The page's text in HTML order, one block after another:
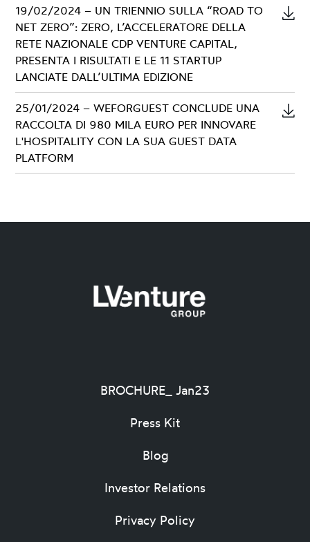
Aumento di capitale
Benefici fiscali
Altri documenti
Calendario Finanziario
Contatti – Investor kit
19/02/2024 – UN TRIENNIO SULLA “ROAD TO
NET ZERO”: ZERO, L’ACCELERATORE DELLA
RETE NAZIONALE CDP VENTURE CAPITAL,
PRESENTA I RISULTATI E LE 11 STARTUP
LANCIATE DALL’ULTIMA EDIZIONE
25/01/2024 – WEFORGUEST CONCLUDE UNA
RACCOLTA DI 980 MILA EURO PER INNOVARE
L'HOSPITALITY CON LA SUA GUEST DATA
PLATFORM
BROCHURE_ Jan23
Press Kit
Blog
Investor Relations
Privacy Policy